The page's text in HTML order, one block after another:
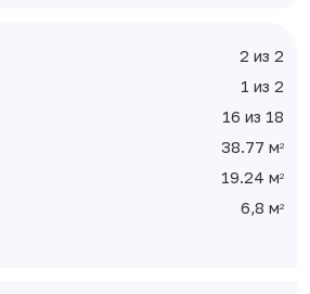
2 из 2
1 из 2
16 из 18
38.77 м2
19.24 м2
6,8 м2